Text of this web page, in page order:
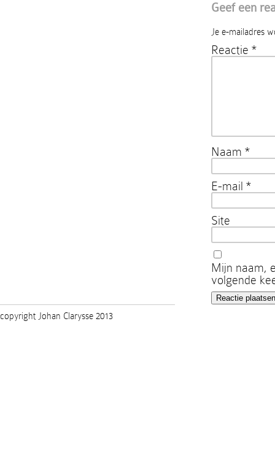
Geef een
Je e-mailadres
Reactie *
Naam *
E-mail *
Site
Mijn naam,
volgende
copyright Johan Clarysse 2013